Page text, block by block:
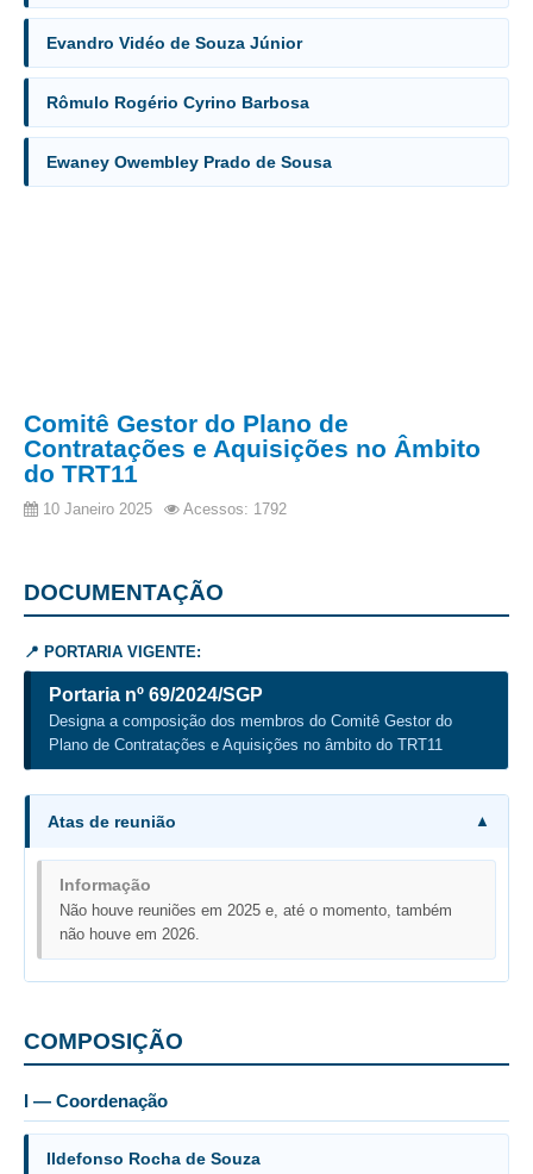
Balcão Visual Libras
Aplicativos
Evandro Vidéo de Souza Júnior
Rômulo Rogério Cyrino Barbosa
Ewaney Owembley Prado de Sousa
Comitê Gestor do Plano de
Contratações e Aquisições no Âmbito
do TRT11
10 Janeiro 2025 Acessos: 1792
DOCUMENTAÇÃO
📍 PORTARIA VIGENTE:
Portaria nº 69/2024/SGP
Designa a composição dos membros do Comitê Gestor do
Plano de Contratações e Aquisições no âmbito do TRT11
Atas de reunião
Informação
Não houve reuniões em 2025 e, até o momento, também
não houve em 2026.
COMPOSIÇÃO
I — Coordenação
Ildefonso Rocha de Souza